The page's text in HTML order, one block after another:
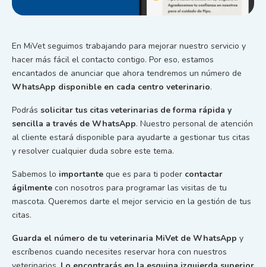
En MiVet seguimos trabajando para mejorar nuestro servicio y
hacer más fácil el contacto contigo. Por eso, estamos
encantados de anunciar que ahora tendremos un número de
WhatsApp disponible en cada centro veterinario.
Podrás solicitar tus citas veterinarias de forma rápida y
sencilla a través de WhatsApp. Nuestro personal de atención
al cliente estará disponible para ayudarte a gestionar tus citas
y resolver cualquier duda sobre este tema.
Sabemos lo importante que es para ti poder contactar
ágilmente con nosotros para programar las visitas de tu
mascota. Queremos darte el mejor servicio en la gestión de tus
citas.
Guarda el número de tu veterinaria MiVet de WhatsApp y
escríbenos cuando necesites reservar hora con nuestros